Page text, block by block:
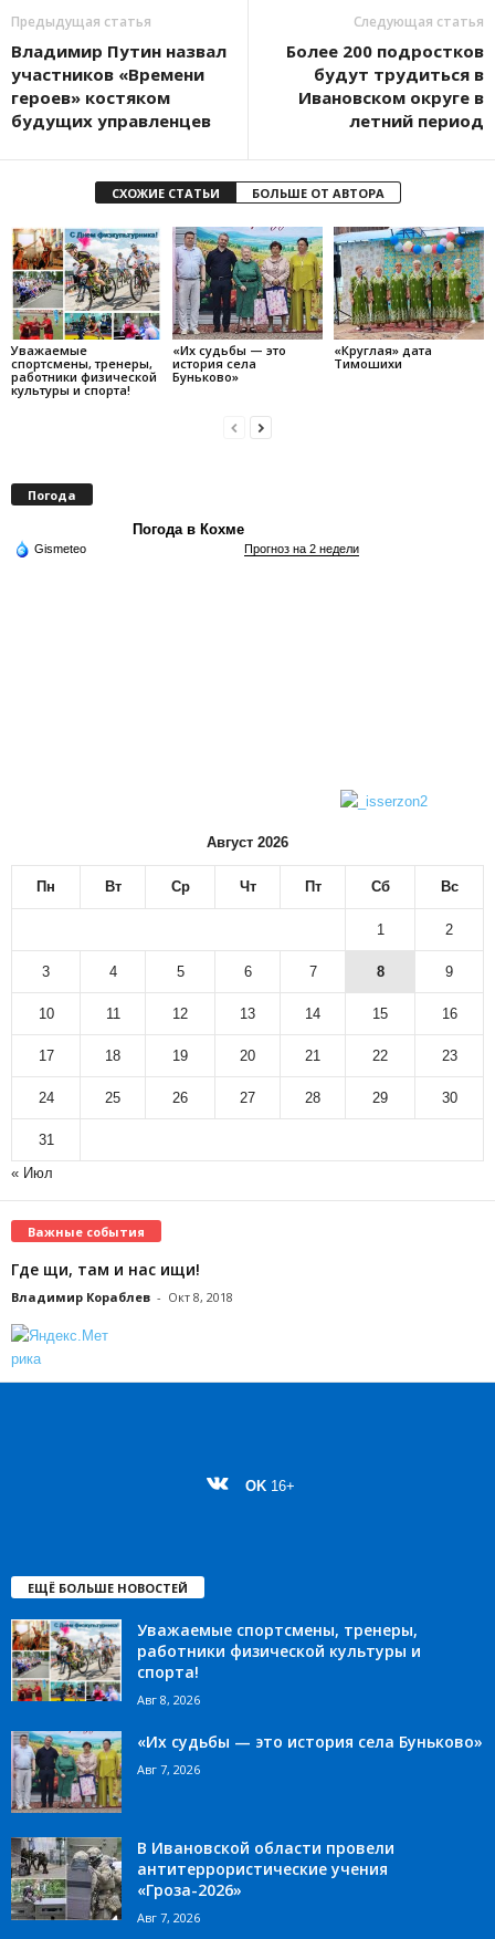
Предыдущая статья
Владимир Путин назвал
участников «Времени
героев» костяком
будущих управленцев
Следующая статья
Более 200 подростков
будут трудиться в
Ивановском округе в
летний период
СХОЖИЕ СТАТЬИ БОЛЬШЕ ОТ АВТОРА
Уважаемые
спортсмены, тренеры,
работники физической
культуры и спорта!
«Их судьбы — это
история села
Буньково»
«Круглая» дата
Тимошихи
Погода
Погода в Кохме
Gismeteo Прогноз на 2 недели
Август 2026
Пн Вт Ср Чт Пт Сб Вс
1 2
3 4 5 6 7 8 9
10 11 12 13 14 15 16
17 18 19 20 21 22 23
24 25 26 27 28 29 30
31
« Июл
Важные события
Где щи, там и нас ищи!
Владимир Кораблев - Окт 8, 2018
OK 16+
ЕЩЁ БОЛЬШЕ НОВОСТЕЙ
Уважаемые спортсмены, тренеры,
работники физической культуры и
спорта!
Авг 8, 2026
«Их судьбы — это история села Буньково»
Авг 7, 2026
В Ивановской области провели
антитеррористические учения
«Гроза-2026»
Авг 7, 2026